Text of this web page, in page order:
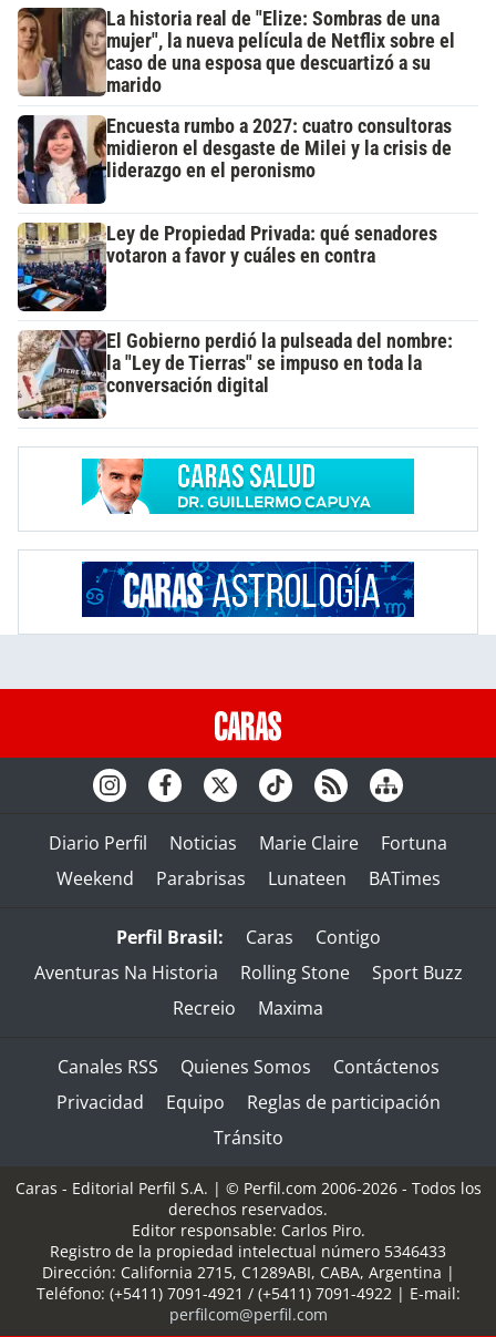
La historia real de "Elize: Sombras de una
mujer", la nueva película de Netflix sobre el
caso de una esposa que descuartizó a su
marido
Encuesta rumbo a 2027: cuatro consultoras
midieron el desgaste de Milei y la crisis de
liderazgo en el peronismo
Ley de Propiedad Privada: qué senadores
votaron a favor y cuáles en contra
El Gobierno perdió la pulseada del nombre:
la "Ley de Tierras" se impuso en toda la
conversación digital
Diario Perfil Noticias Marie Claire
Fortuna
Weekend
Parabrisas Lunateen BATimes
Perfil Brasil: Caras
Contigo
Aventuras Na Historia
Rolling Stone
Sport Buzz
Recreio
Maxima
Canales RSS Quienes Somos
Contáctenos
Privacidad
Equipo
Reglas de participación
Tránsito
Caras - Editorial Perfil S.A. | © Perfil.com 2006-2026 - Todos los
derechos reservados.
Editor responsable: Carlos Piro.
Registro de la propiedad intelectual número 5346433
Dirección: California 2715, C1289ABI, CABA, Argentina |
Teléfono: (+5411) 7091-4921 / (+5411) 7091-4922 | E-mail:
perfilcom@perfil.com